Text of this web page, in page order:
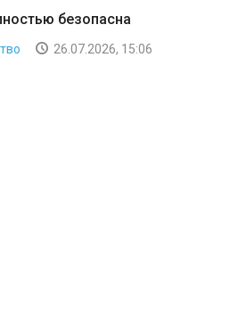
безопасна
26.07.2026, 15:06